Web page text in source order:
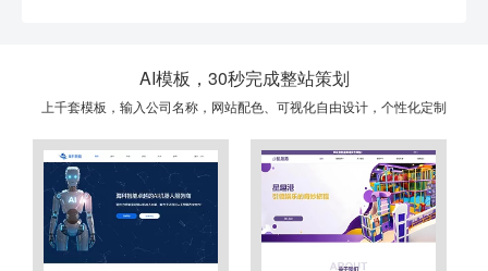
AI模板，30秒完成整站策划
上千套模板，输入公司名称，网站配色、可视化自由设计，个性化定制